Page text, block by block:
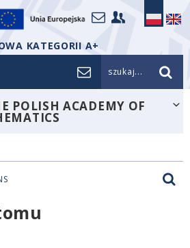
KATEGORII A+
szukaj...
POLISH ACADEMY OF